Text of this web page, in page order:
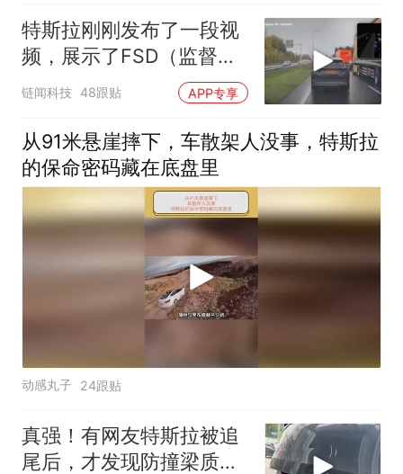
特斯拉刚刚发布了一段视
频，展示了FSD（监督
版）在法国、德国、英国
等欧洲国家极端情况下避
免事故的画面
链闻科技 48跟贴 APP专享
从91米悬崖摔下，车散架人没事，特斯拉
的保命密码藏在底盘里
动感丸子 24跟贴
真强！有网友特斯拉被追
尾后，才发现防撞梁质量